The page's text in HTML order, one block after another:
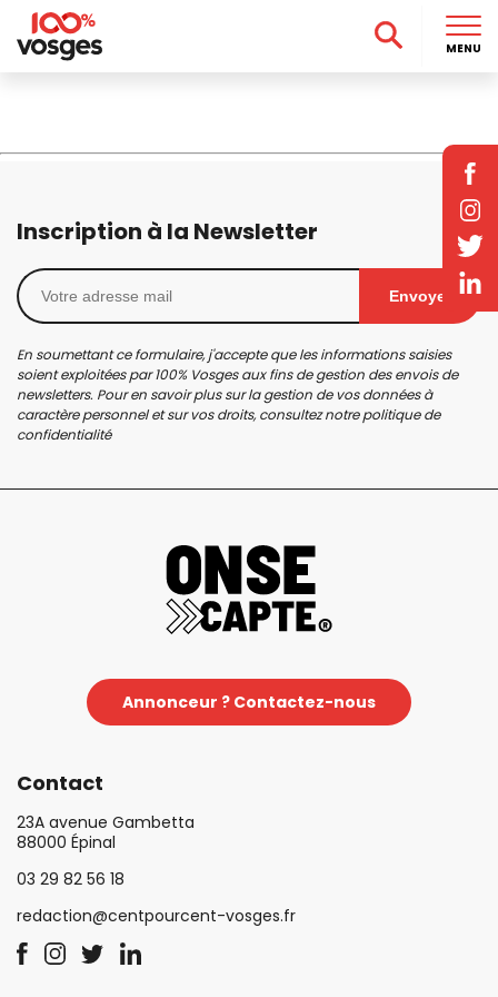
Inscription à la Newsletter
Envoyer
En soumettant ce formulaire, j'accepte que les informations saisies
soient exploitées par 100% Vosges aux fins de gestion des envois de
newsletters. Pour en savoir plus sur la gestion de vos données à
caractère personnel et sur vos droits, consultez notrepolitique de
confidentialité
Annonceur ? Contactez-nous
Contact
23A avenue Gambetta
88000 Épinal
03 29 82 56 18
redaction@centpourcent-vosges.fr
MENU